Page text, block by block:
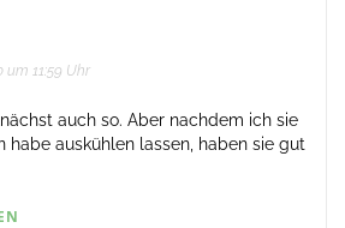
um 11:59 Uhr
auch so. Aber nachdem ich sie
habe auskühlen lassen, haben sie gut